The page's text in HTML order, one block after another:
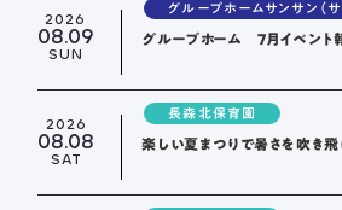
2026
08.09
SUN
グループホームサンサン（サ
グループホーム 7月イベント
2026
08.08
SAT
長森北保育園
楽しい夏まつりで暑さを吹き飛